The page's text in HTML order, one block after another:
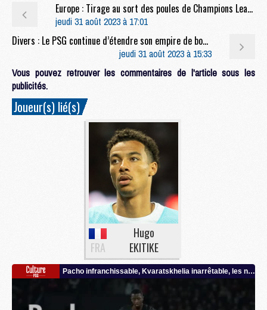
Europe : Tirage au sort des poules de Champions League, le live
jeudi 31 août 2023 à 17:01
Divers : Le PSG continue d’étendre son empire de boutiques
jeudi 31 août 2023 à 15:33
Vous pouvez retrouver les commentaires de l'article sous les
publicités.
Joueur(s) lié(s)
FRA
Hugo
EKITIKE